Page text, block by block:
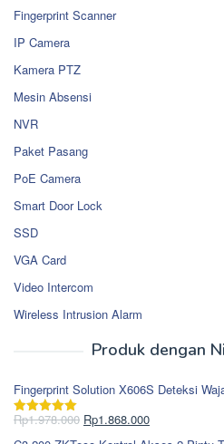
Fingerprint Scanner
IP Camera
Kamera PTZ
Mesin Absensi
NVR
Paket Pasang
PoE Camera
Smart Door Lock
SSD
VGA Card
Video Intercom
Wireless Intrusion Alarm
Produk dengan
Fingerprint Solution X606S Deteksi
Dinilai5.00
Rp1.978.000 Harga
aslinya
Rp1.868.000Harga
saat